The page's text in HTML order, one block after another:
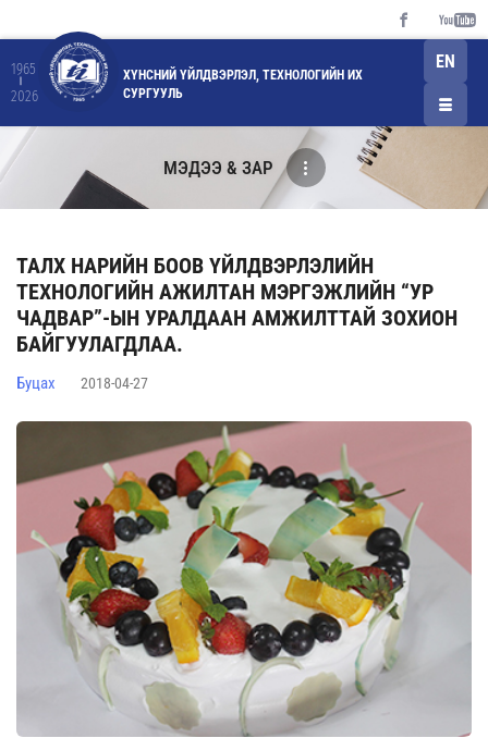
1965
2026
ХҮНСНИЙ ҮЙЛДВЭРЛЭЛ, ТЕХНОЛОГИЙН ИХ
СУРГУУЛЬ
EN
МЭДЭЭ & ЗАР
ТАЛХ НАРИЙН БООВ ҮЙЛДВЭРЛЭЛИЙН
ТЕХНОЛОГИЙН АЖИЛТАН МЭРГЭЖЛИЙН “УР
ЧАДВАР”-ЫН УРАЛДААН АМЖИЛТТАЙ ЗОХИОН
БАЙГУУЛАГДЛАА.
Буцах 2018-04-27